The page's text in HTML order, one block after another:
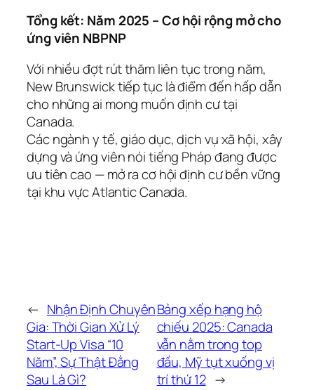
Tổng kết: Năm 2025 – Cơ hội rộng mở cho
ứng viên NBPNP
Với nhiều đợt rút thăm liên tục trong năm,
New Brunswick tiếp tục là điểm đến hấp dẫn
cho những ai mong muốn định cư tại
Canada.
Các ngành y tế, giáo dục, dịch vụ xã hội, xây
dựng và ứng viên nói tiếng Pháp đang được
ưu tiên cao — mở ra cơ hội định cư bền vững
tại khu vực Atlantic Canada.
← Nhận Định Chuyên
Gia: Thời Gian Xử Lý
Start-Up Visa “10
Năm”, Sự Thật Đằng
Sau Là Gì?
Bảng xếp hạng hộ
chiếu 2025: Canada
vẫn nằm trong top
đầu, Mỹ tụt xuống vị
trí thứ 12 →